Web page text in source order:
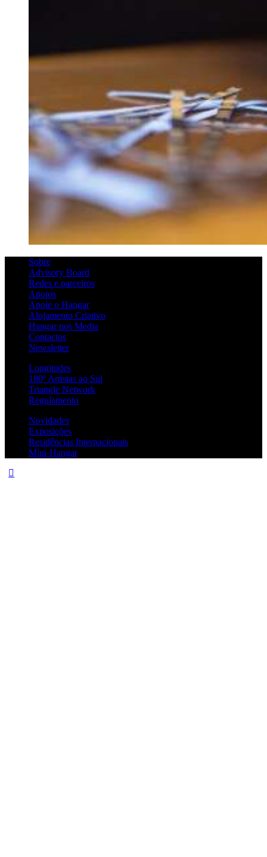
Sobre
Advisory Board
Redes e parceiros
Apoios
Apoie o Hangar
Alojamento Criativo
Hangar nos Media
Contactos
Newsletter
Longitudes
180º Artistas ao Sul
Triangle Network
Regulamento
Novidades
Exposições
Residências Internacionais
Mini-Hangar